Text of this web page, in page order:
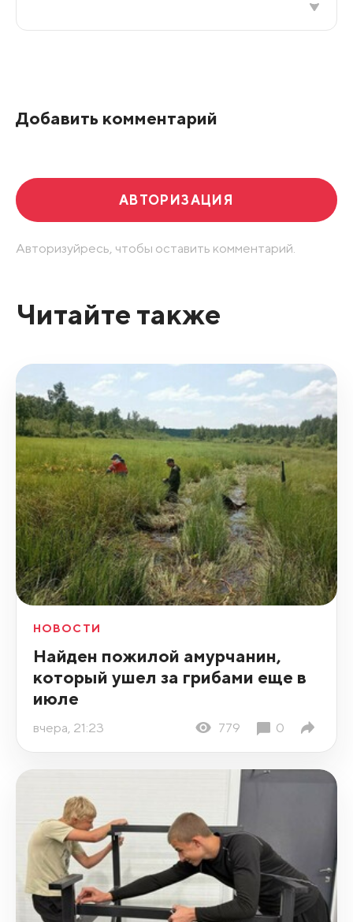
Добавить комментарий
АВТОРИЗАЦИЯ
Авторизуйресь, чтобы оставить комментарий.
Читайте также
НОВОСТИ
Найден пожилой амурчанин,
который ушел за грибами еще в
июле
вчера, 21:23 779 0